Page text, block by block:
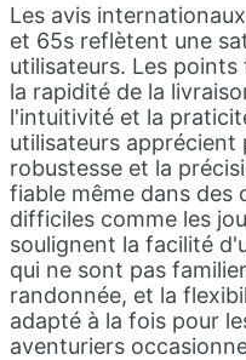
Les avis
et 65s reflètent une
utilisateurs. Les
la rapidité de la
l'intuitivité et la
utilisateurs apprécient
robustesse et la
fiable même dans des
difficiles comme les
soulignent la facilité
qui ne sont pas
randonnée, et la
adapté à la fois pour
aventuriers